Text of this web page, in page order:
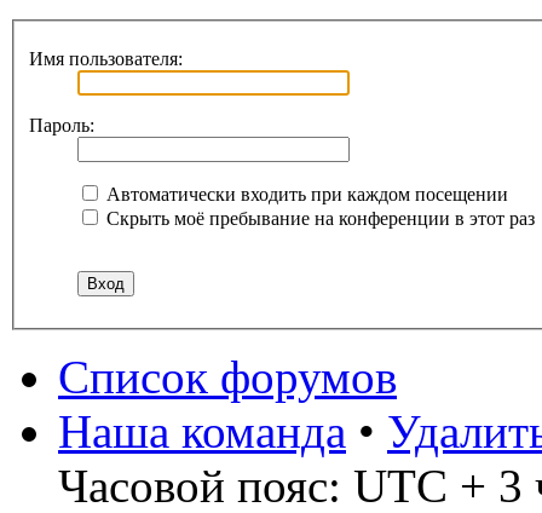
Имя пользователя:
Пароль:
Автоматически входить при каждом посещении
Скрыть моё пребывание на конференции в этот раз
Список форумов
Наша команда •
Часовой пояс: UTC + 3